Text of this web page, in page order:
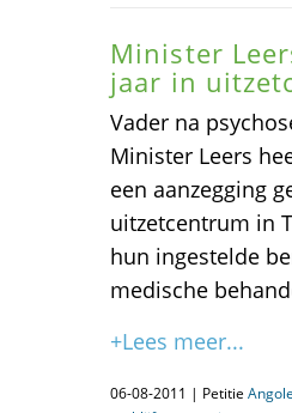
Minister
jaar in
Vader na
Minister Leers
een aanzegging
uitzetcentrum in
hun ingestelde
medische
+Lees meer...
06-08-2011 | Petitie